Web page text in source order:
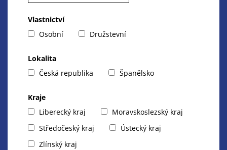
Vlastnictví
Osobní
Družstevní
Lokalita
Česká republika
Španělsko
Kraje
Liberecký kraj
Moravskoslezský kraj
Středočeský kraj
Ústecký kraj
Zlínský kraj